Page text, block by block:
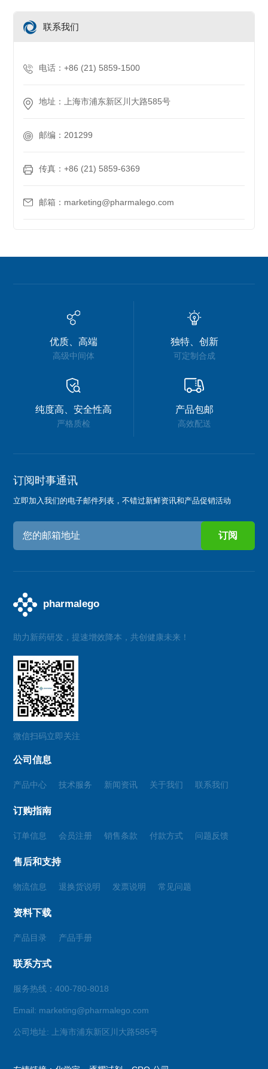
联系我们
电话：+86 (21) 5859-1500
地址：上海市浦东新区川大路585号
邮编：201299
传真：+86 (21) 5859-6369
邮箱：marketing@pharmalego.com
优质、高端
高级中间体
独特、创新
可定制合成
纯度高、安全性高
严格质检
产品包邮
高效配送
订阅时事通讯
立即加入我们的电子邮件列表，不错过新鲜资讯和产品促销活动
助力新药研发，提速增效降本，共创健康未来！
微信扫码立即关注
公司信息
产品中心 技术服务 新闻资讯 关于我们 联系我们
订购指南
订单信息 会员注册 销售条款 付款方式 问题反馈
售后和支持
物流信息 退换货说明 发票说明 常见问题
资料下载
产品目录 产品手册
联系方式
服务热线：400-780-8018
Email: marketing@pharmalego.com
公司地址: 上海市浦东新区川大路585号